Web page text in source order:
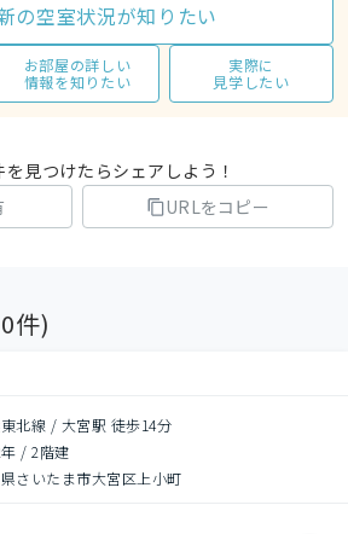
の空室状況が知りたい
お部屋の詳しい
情報を知りたい
実際に
見学したい
見つけたらシェアしよう！
URLをコピー
件)
北線 / 大宮駅 徒歩14分
/2階建
さいたま市大宮区上小町